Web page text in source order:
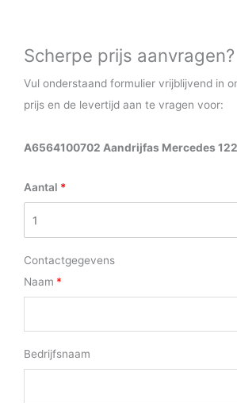
Scherpe prijs aanvragen?
Vul onderstaand formulier vrijblijvend in
prijs en de levertijd aan te vragen voor:
A6564100702 Aandrijfas Mercedes
Aantal
Contactgegevens
Naam
Bedrijfsnaam